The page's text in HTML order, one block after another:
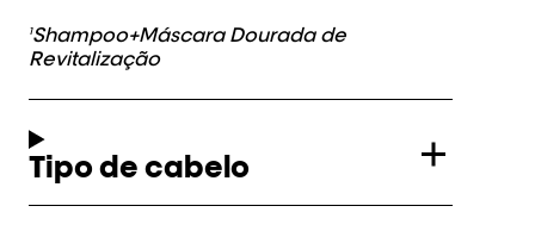
1Shampoo+Máscara Dourada de
Revitalização
Tipo de cabelo